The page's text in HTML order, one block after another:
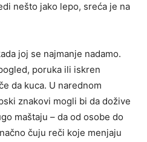
nešto jako lepo, sreća je na
joj se najmanje nadamo.
poruka ili iskren
da kuca. U narednom
znakovi mogli bi da dožive
maštaju – da od osobe do
čuju reči koje menjaju